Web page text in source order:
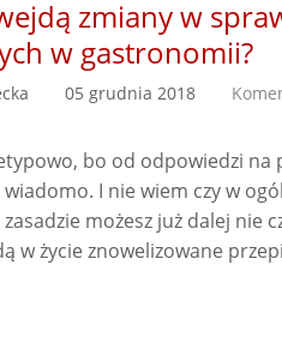
zmiany w
w gastronomii?
05 grudnia 2018
bo od odpowiedzi
I nie wiem czy w
zasadzie możesz już dalej nie
w życie znowelizowane